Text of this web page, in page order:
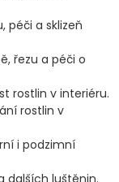
péči a sklizeň
řezu a péči o
rostlin v interiéru.
rostlin v
i podzimní
dalších luštěnin.